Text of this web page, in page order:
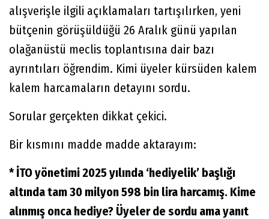
alışverişle ilgili açıklamaları tartışılırken, yeni
bütçenin görüşüldüğü 26 Aralık günü yapılan
olağanüstü meclis toplantısına dair bazı
ayrıntıları öğrendim. Kimi üyeler kürsüden kalem
kalem harcamaların detayını sordu.
Sorular gerçekten dikkat çekici.
Bir kısmını madde madde aktarayım:
* İTO yönetimi 2025 yılında ‘hediyelik’ başlığı
altında tam 30 milyon 598 bin lira harcamış. Kime
alınmış onca hediye? Üyeler de sordu ama yanıt